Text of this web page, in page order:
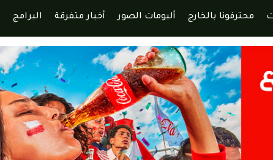
محترفونا بالخارج ألبومات الصور أخبار متفرقة البرامج